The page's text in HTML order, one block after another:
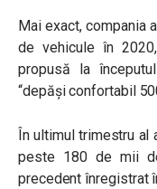
Mai exact, compania
de vehicule în
propusă la
“depăși confortabil
În ultimul trimestru al
peste 180 de mii
precedent înregistrat